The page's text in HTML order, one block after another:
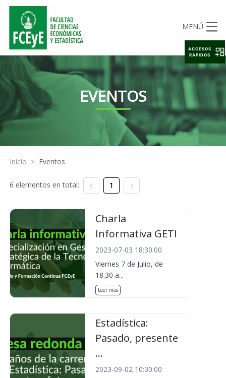
MENÚ
EVENTOS
Inicio > Eventos
6 elementos en total: 1
Charla
Informativa GETI
2023-07-03 18:30:00
Viernes 7 de Julio, de
18.30 a...
Leer más
Estadística:
Pasado, presente
...
2023-09-02 10:30:00
ACCESOS
RAPIDOS